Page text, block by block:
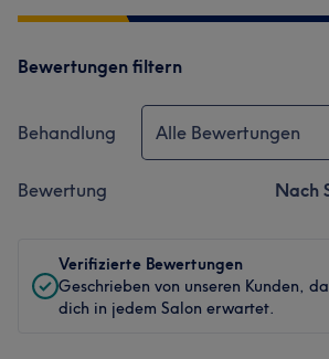
Bewertungen filtern
Behandlung Alle Bewertungen
Bewertung Nach
Verifizierte Bewertungen
Geschrieben von unseren Kunden,
dich in jedem Salon erwartet.